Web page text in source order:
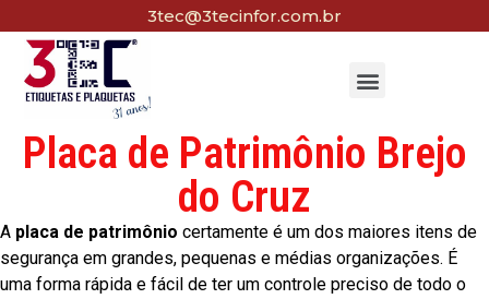
3tec@3tecinfor.com.br
Placa de Patrimônio Brejo
do Cruz
A placa de patrimônio certamente é um dos maiores itens de
segurança em grandes, pequenas e médias organizações. É
uma forma rápida e fácil de ter um controle preciso de todo o